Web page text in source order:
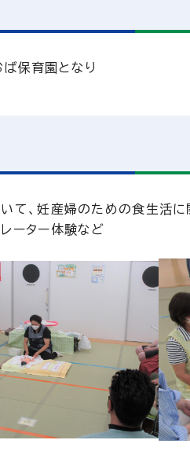
保育園となり
て、妊産婦のための食生活に
ーター体験など